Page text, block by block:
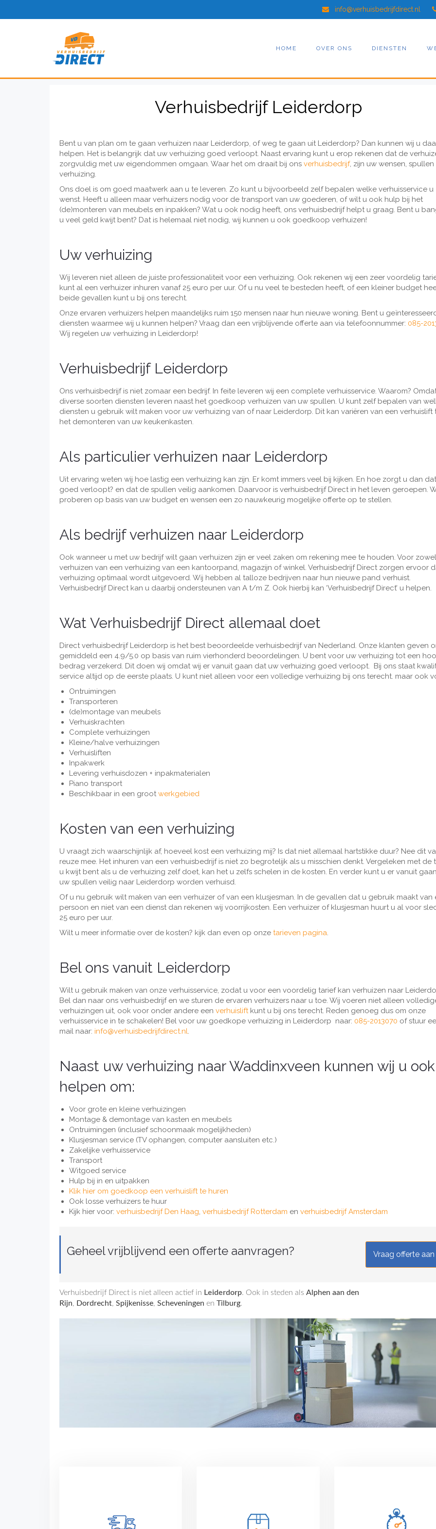
info@verhuisbedrijfdirect.nl
HOME OVER ONS DIENSTEN
Verhuisbedrijf Leiderdorp
Bent u van plan om te gaan verhuizen naar Leiderdorp, of weg te gaan uit Leiderdorp? Dan kunnen wij u
helpen. Het is belangrijk dat uw verhuizing goed verloopt. Naast ervaring kunt u erop rekenen dat de
zorgvuldig met uw eigendommen omgaan. Waar het om draait bij ons verhuisbedrijf, zijn uw wensen, spullen
verhuizing.
Ons doel is om goed maatwerk aan u te leveren. Zo kunt u bijvoorbeeld zelf bepalen welke verhuisservice u
wenst. Heeft u alleen maar verhuizers nodig voor de transport van uw goederen, of wilt u ook hulp bij het
(de)monteren van meubels en inpakken? Wat u ook nodig heeft, ons verhuisbedrijf helpt u graag. Bent u
u veel geld kwijt bent? Dat is helemaal niet nodig, wij kunnen u ook goedkoop verhuizen!
Uw verhuizing
Wij leveren niet alleen de juiste professionaliteit voor een verhuizing. Ook rekenen wij een zeer voordelig
kunt al een verhuizer inhuren vanaf 25 euro per uur. Of u nu veel te besteden heeft, of een kleiner budget
beide gevallen kunt u bij ons terecht.
Onze ervaren verhuizers helpen maandelijks ruim 150 mensen naar hun nieuwe woning. Bent u
diensten waarmee wij u kunnen helpen? Vraag dan een vrijblijvende offerte aan via telefoonnummer: 085-
Wij regelen uw verhuizing in Leiderdorp!
Verhuisbedrijf Leiderdorp
Ons verhuisbedrijf is niet zomaar een bedrijf. In feite leveren wij een complete verhuisservice. Waarom?
diverse soorten diensten leveren naast het goedkoop verhuizen van uw spullen. U kunt zelf bepalen van
diensten u gebruik wilt maken voor uw verhuizing van of naar Leiderdorp. Dit kan variëren van een verhuislift
het demonteren van uw keukenkasten.
Als particulier verhuizen naar Leiderdorp
Uit ervaring weten wij hoe lastig een verhuizing kan zijn. Er komt immers veel bij kijken. En hoe zorgt u dan
goed verloopt? en dat de spullen veilig aankomen. Daarvoor is verhuisbedrijf Direct in het leven geroepen.
proberen op basis van uw budget en wensen een zo nauwkeurig mogelijke offerte op te stellen.
Als bedrijf verhuizen naar Leiderdorp
Ook wanneer u met uw bedrijf wilt gaan verhuizen zijn er veel zaken om rekening mee te houden. Voor
verhuizen van een verhuizing van een kantoorpand, magazijn of winkel. Verhuisbedrijf Direct zorgen ervoor
verhuizing optimaal wordt uitgevoerd. Wij hebben al talloze bedrijven naar hun nieuwe pand verhuist.
Verhuisbedrijf Direct kan u daarbij ondersteunen van A t/m Z. Ook hierbij kan ‘Verhuisbedrijf Direct’ u helpen.
Wat Verhuisbedrijf Direct allemaal doet
Direct verhuisbedrijf Leiderdorp is het best beoordeelde verhuisbedrijf van Nederland. Onze klanten geven
gemiddeld een 4.9/5.0 op basis van ruim vierhonderd beoordelingen. U bent voor uw verhuizing tot een
bedrag verzekerd. Dit doen wij omdat wij er vanuit gaan dat uw verhuizing goed verloopt. Bij ons staat
service altijd op de eerste plaats. U kunt niet alleen voor een volledige verhuizing bij ons terecht. maar ook
Ontruimingen
Transporteren
(de)montage van meubels
Verhuiskrachten
Complete verhuizingen
Kleine/halve verhuizingen
Verhuisliften
Inpakwerk
Levering verhuisdozen + inpakmaterialen
Piano transport
Beschikbaar in een grootwerkgebied
Kosten van een verhuizing
U vraagt zich waarschijnlijk af, hoeveel kost een verhuizing mij? Is dat niet allemaal hartstikke duur? Nee dit
reuze mee. Het inhuren van een verhuisbedrijf is niet zo begrotelijk als u misschien denkt. Vergeleken met de
u kwijt bent als u de verhuizing zelf doet, kan het u zelfs schelen in de kosten. En verder kunt u er vanuit
uw spullen veilig naar Leiderdorp worden verhuisd.
Of u nu gebruik wilt maken van een verhuizer of van een klusjesman. In de gevallen dat u gebruik maakt van
persoon en niet van een dienst dan rekenen wij voorrijkosten. Een verhuizer of klusjesman huurt u al voor
25 euro per uur.
Wilt u meer informatie over de kosten? kijk dan even op onze tarieven pagina.
Bel ons vanuit Leiderdorp
Wilt u gebruik maken van onze verhuisservice, zodat u voor een voordelig tarief kan verhuizen naar
Bel dan naar ons verhuisbedrijf en we sturen de ervaren verhuizers naar u toe. Wij voeren niet alleen
verhuizingen uit, ook voor onder andere een verhuisliftkunt u bij ons terecht. Reden genoeg dus om onze
verhuisservice in te schakelen! Bel voor uw goedkope verhuizing in Leiderdorp naar: 085-2013070 of stuur
mail naar: info@verhuisbedrijfdirect.nl.
Naast uw verhuizing naar Waddinxveen kunnen wij u ook
helpen om:
Voor grote en kleine verhuizingen
Montage & demontage van kasten en meubels
Ontruimingen (inclusief schoonmaak mogelijkheden)
Klusjesman service (TV ophangen, computer aansluiten etc.)
Zakelijke verhuisservice
Transport
Witgoed service
Hulp bij in en uitpakken
Klik hier om goedkoop een verhuislift te huren
Ook losse verhuizers te huur
Kijk hier voor: verhuisbedrijf Den Haag, verhuisbedrijf Rotterdam en verhuisbedrijf Amsterdam
Geheel vrijblijvend een offerte aanvragen? Vraag offerte aan
Verhuisbedrijf Direct is niet alleen actief in Leiderdorp. Ook in steden als Alphen aan den
Rijn, Dordrecht, Spijkenisse, Scheveningen en Tilburg.